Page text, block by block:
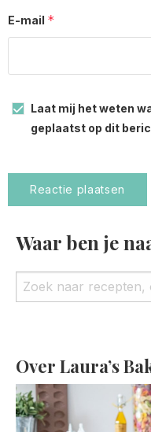
E-mail *
Laat mij het weten
geplaatst op dit
Waar ben je
Over Laura’s